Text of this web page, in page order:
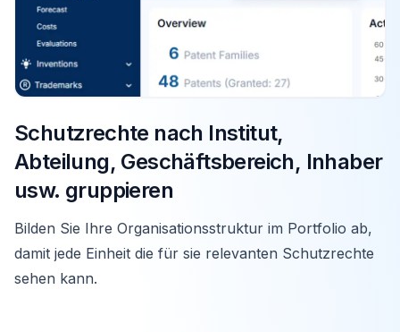
Schutzrechte nach Institut,
Abteilung, Geschäftsbereich, Inhaber
usw. gruppieren
Bilden Sie Ihre Organisationsstruktur im Portfolio ab,
damit jede Einheit die für sie relevanten Schutzrechte
sehen kann.